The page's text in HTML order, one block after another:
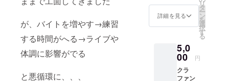
が、バイトを増やす→練習
する時間がへる→ライブや
体調に影響がでる
と悪循環に、、、
場チ
ケット
・日
時：
10月4日
（土曜
日） ・
場所：
Yogibo
詳細を見る
リ
タ
ー
ン
を
選
択
す
る
5,0
00 円
クラ
ファン